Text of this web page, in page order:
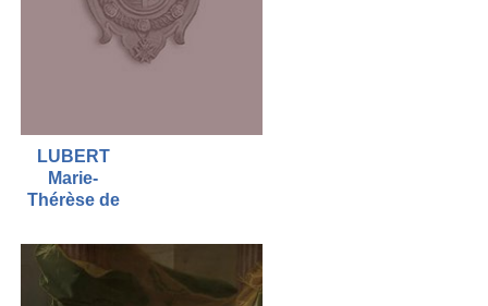
LUBERT
Marie-
Thérèse de